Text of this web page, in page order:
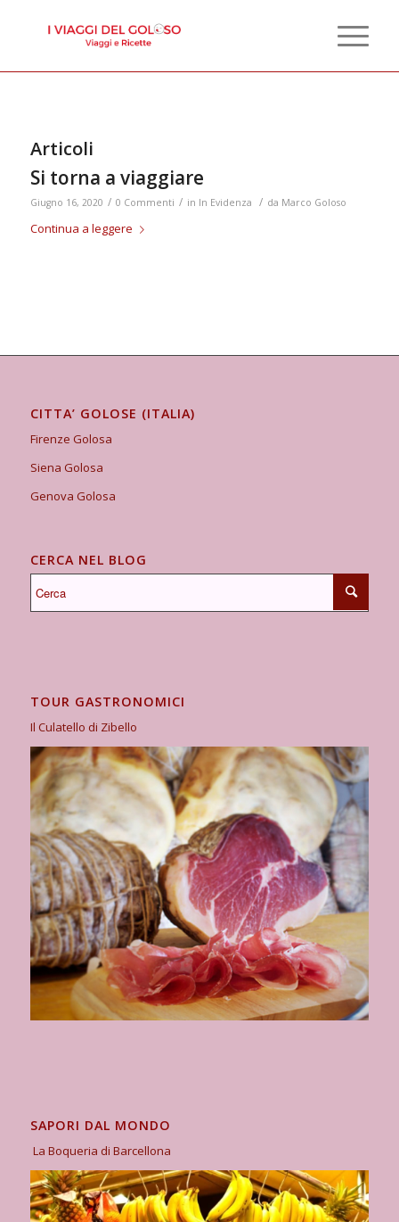
Articoli
Si torna a viaggiare
Giugno 16, 2020 / 0 Commenti / in In Evidenza / da Marco Goloso
Continua a leggere
CITTA’ GOLOSE (ITALIA)
Firenze Golosa
Siena Golosa
Genova Golosa
CERCA NEL BLOG
TOUR GASTRONOMICI
Il Culatello di Zibello
SAPORI DAL MONDO
La Boqueria di Barcellona